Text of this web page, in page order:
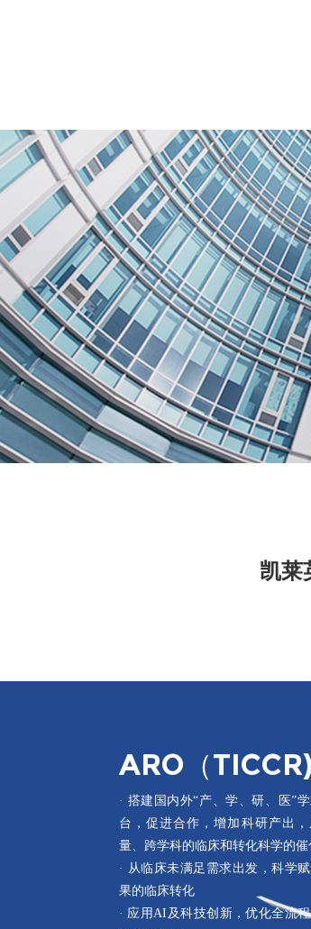
凯莱
ARO（TICCR)
· 搭建国内外“产、学、研、医”
台，促进合作，增加科研产出
量、跨学科的临床和转化科学的催
· 从临床未满足需求出发，科学
果的临床转化
· 应用AI及科技创新，优化全流